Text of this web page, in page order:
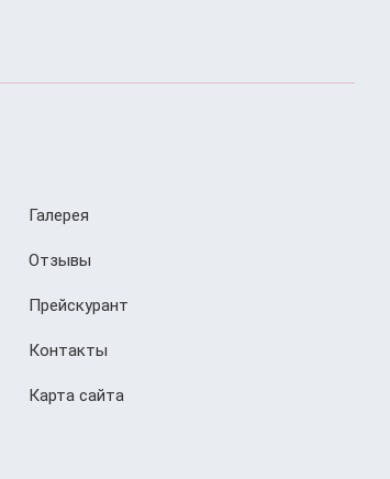
Галерея
Отзывы
Прейскурант
Контакты
Карта сайта